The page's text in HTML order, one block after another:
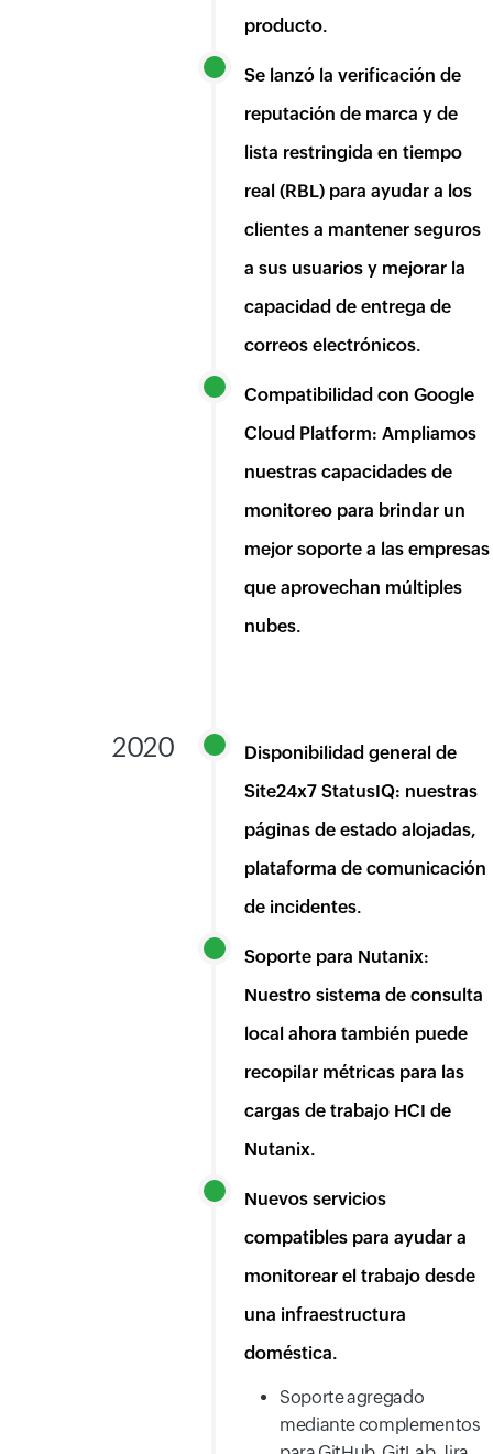
producto.
Se lanzó la verificación de
reputación de marca y de
lista restringida en tiempo
real (RBL) para ayudar a los
clientes a mantener seguros
a sus usuarios y mejorar la
capacidad de entrega de
correos electrónicos.
Compatibilidad con Google
Cloud Platform: Ampliamos
nuestras capacidades de
monitoreo para brindar un
mejor soporte a las empresas
que aprovechan múltiples
nubes.
2020
Disponibilidad general de
Site24x7 StatusIQ: nuestras
páginas de estado alojadas,
plataforma de comunicación
de incidentes.
Soporte para Nutanix:
Nuestro sistema de consulta
local ahora también puede
recopilar métricas para las
cargas de trabajo HCI de
Nutanix.
Nuevos servicios
compatibles para ayudar a
monitorear el trabajo desde
una infraestructura
doméstica.
Soporte agregado
mediante complementos